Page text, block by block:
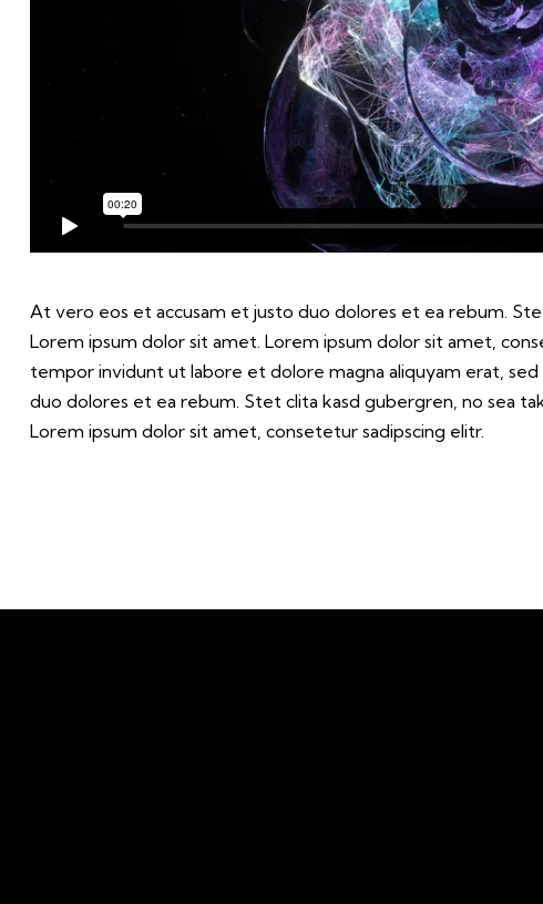
At vero eos et accusam et justo duo dolores et ea rebum.
Lorem ipsum dolor sit amet. Lorem ipsum dolor sit amet,
tempor invidunt ut labore et dolore magna aliquyam erat,
duo dolores et ea rebum. Stet clita kasd gubergren, no sea
Lorem ipsum dolor sit amet, consetetur sadipscing elitr.